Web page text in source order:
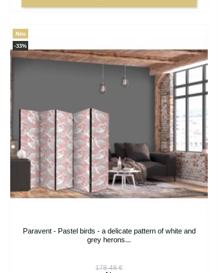
Paravent - Pastel birds - a delicate pattern of white and
grey herons...
178,49 €
-33%
Neu